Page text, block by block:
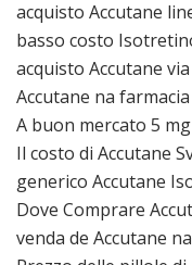
acquisto Accutane
basso costo
acquisto Accutane
Accutane na farmacia
A buon mercato 5
Il costo di Accutane
generico Accutane
Dove Comprare
venda de Accutane